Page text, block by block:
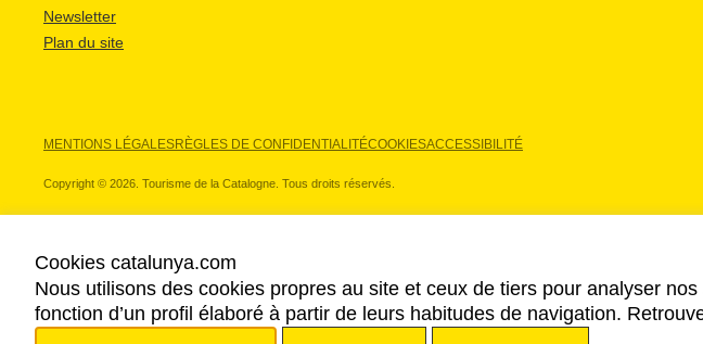
Newsletter
Plan du site
MENTIONS LÉGALESRÈGLES DE CONFIDENTIALITÉCOOKIESACCESSIBILITÉ
Copyright © 2026. Tourisme de la Catalogne. Tous droits réservés.
NOS PARTENAIRES
Cookies catalunya.com
Nous utilisons des cookies propres au site et ceux de tiers pour analyser
fonction d’un profil élaboré à partir de leurs habitudes de navigation.